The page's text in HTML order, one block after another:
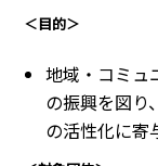
＜目的＞
地域・コミュ
の振興を図り
の活性化に寄